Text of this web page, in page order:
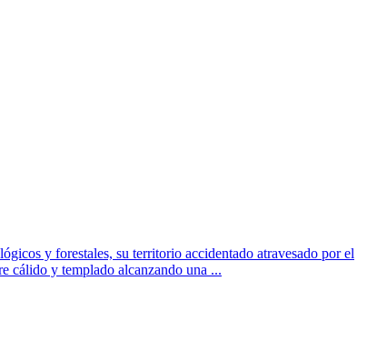
y forestales, su territorio accidentado atravesado por el
cálido y templado alcanzando una ...